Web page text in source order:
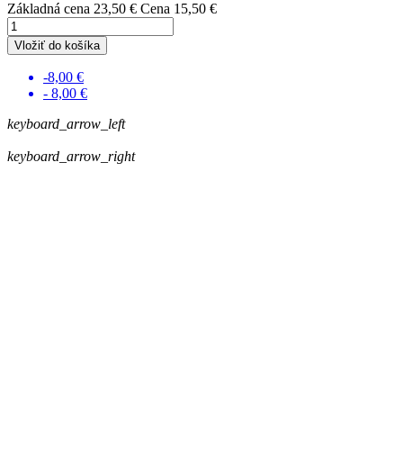
Základná cena 23,50 € Cena 15,50 €
Vložiť do košíka
-8,00 €
- 8,00 €
keyboard_arrow_left
keyboard_arrow_right